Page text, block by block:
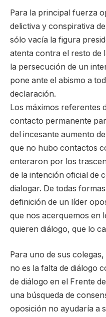
Para la principal fuerza
delictiva y conspirativa
sólo vacía la figura
atenta contra el resto de
la persecución de un
pone ante el abismo a
declaración.
Los máximos referentes
contacto permanente
del incesante aumento
que no hubo contactos
enteraron por los
de la intención oficial de
dialogar. De todas
definición de un líder
que nos acerquemos en
quieren diálogo, que lo
Para uno de sus
no es la falta de diálogo
de diálogo en el Frente
una búsqueda de
oposición no ayudaría a